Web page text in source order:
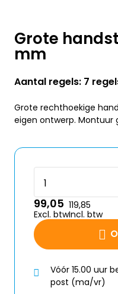
Grote
mm
Aantal regels: 7
Grote rechthoekige
eigen ontwerp. Montuur
99,05
Excl. btw
119,85
Incl. btw
Vóór 15.00 uur
post (ma/vr)